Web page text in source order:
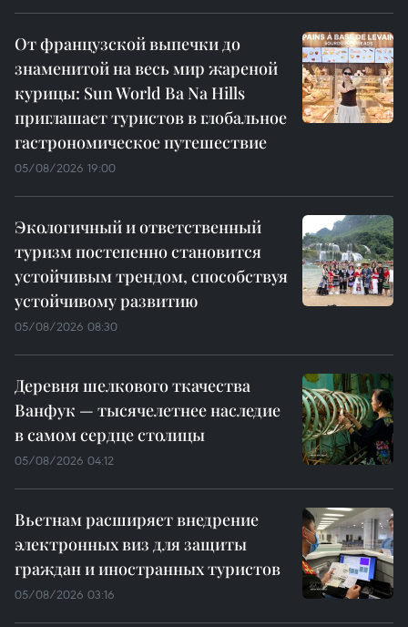
От французской выпечки до
знаменитой на весь мир жареной
курицы: Sun World Ba Na Hills
приглашает туристов в глобальное
гастрономическое путешествие
05/08/2026 19:00
Экологичный и ответственный
туризм постепенно становится
устойчивым трендом, способствуя
устойчивому развитию
05/08/2026 08:30
Деревня шелкового ткачества
Ванфук — тысячелетнее наследие
в самом сердце столицы
05/08/2026 04:12
Вьетнам расширяет внедрение
электронных виз для защиты
граждан и иностранных туристов
05/08/2026 03:16